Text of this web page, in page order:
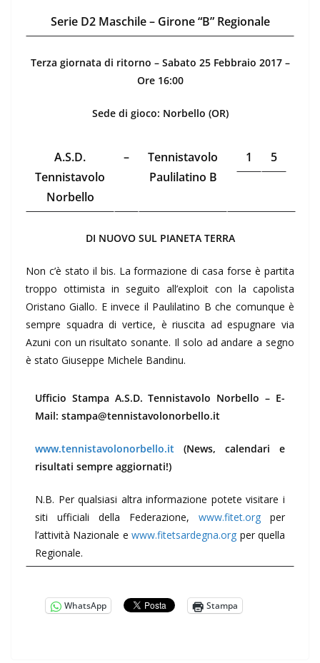
Serie D2 Maschile – Girone “B” Regionale
Terza giornata di ritorno – Sabato 25 Febbraio 2017 –
Ore 16:00
Sede di gioco: Norbello (OR)
A.S.D.
Tennistavolo
Norbello
–
Tennistavolo
Paulilatino B
1 5
DI NUOVO SUL PIANETA TERRA
Non c’è stato il bis. La formazione di casa forse è partita
troppo ottimista in seguito all’exploit con la capolista
Oristano Giallo. E invece il Paulilatino B che comunque è
sempre squadra di vertice, è riuscita ad espugnare via
Azuni con un risultato sonante. Il solo ad andare a segno
è stato Giuseppe Michele Bandinu.
Ufficio Stampa A.S.D. Tennistavolo Norbello – E-
Mail: stampa@tennistavolonorbello.it
www.tennistavolonorbello.it (News, calendari e
risultati sempre aggiornati!)
N.B. Per qualsiasi altra informazione potete visitare i
siti ufficiali della Federazione, www.fitet.org per
l’attività Nazionale ewww.fitetsardegna.org per quella
Regionale.
WhatsApp Stampa